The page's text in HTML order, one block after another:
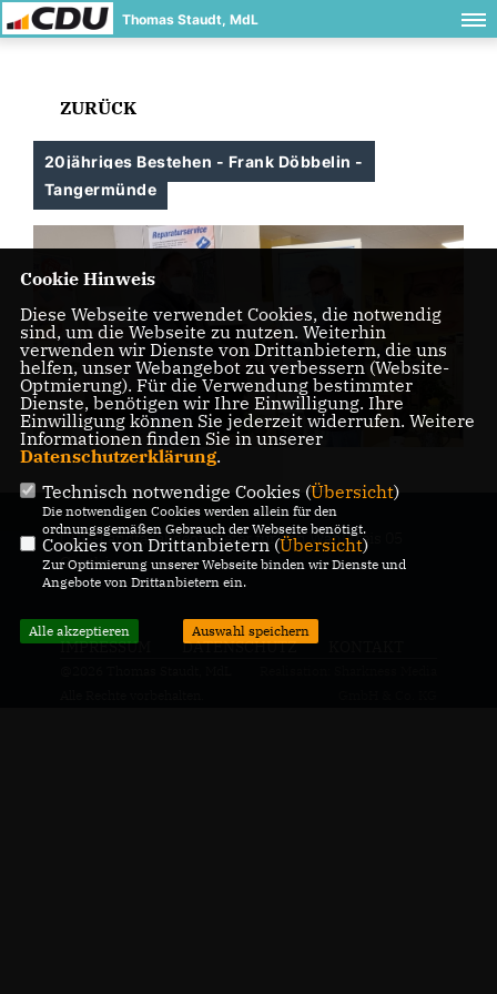
Thomas Staudt, MdL
ZURÜCK
20jähriges Bestehen - Frank Döbbelin -
Tangermünde
CDU-Landtagabgeordneter für den Wahlkreis 05
Genthin
IMPRESSUM DATENSCHUTZ
Cookie Hinweis
Diese Webseite verwendet Cookies, die notwendig
sind, um die Webseite zu nutzen. Weiterhin
verwenden wir Dienste von Drittanbietern, die uns
helfen, unser Webangebot zu verbessern (Website-
Optmierung). Für die Verwendung bestimmter
Dienste, benötigen wir Ihre Einwilligung. Ihre
Einwilligung können Sie jederzeit widerrufen. Weitere
Informationen finden Sie in unserer
Datenschutzerklärung.
Technisch notwendige Cookies (Übersicht)
Die notwendigen Cookies werden allein für den
ordnungsgemäßen Gebrauch der Webseite benötigt.
Cookies von Drittanbietern (Übersicht)
Zur Optimierung unserer Webseite binden wir Dienste und
Angebote von Drittanbietern ein.
Alle akzeptieren Auswahl speichern